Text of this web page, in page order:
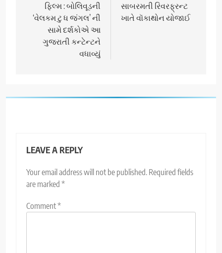
ફિલ્મ : બોલિવૂડની
‘વેલકમ ટુ ધ જંગલ’ ની
સામે દર્શકોએ આ
ગુજરાતી કન્ટેન્ટને
વધાવ્યું
સાબરમતી રિવરફ્રન્ટ
ખાતે વૉકાથોન યોજાઈ
LEAVE A REPLY
Your email address will not be published. Required fields
are marked *
Comment*